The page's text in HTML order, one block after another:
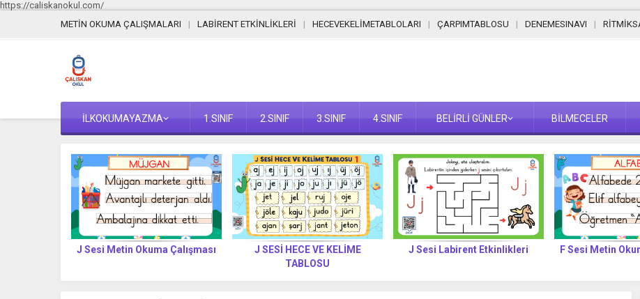
https://caliskanokul.com/
METİN OKUMA ÇALIŞMALARI
LABİRENT ETKİNLİKLERİ HECEVEKELİMETABLOLARI ÇARPIMTABLOSU DENEMESINAVI
İLKOKUMAYAZMA 1.SINIF 2.SINIF 3.SINIF 4.SINIF BELİRLİ GÜNLER BİLMECELER
J Sesi Metin Okuma Çalışması
J SESİ HECE VE KELİME
TABLOSU
J Sesi Labirent Etkinlikleri F Sesi Metin